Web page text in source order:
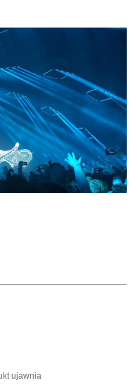
ujawnia